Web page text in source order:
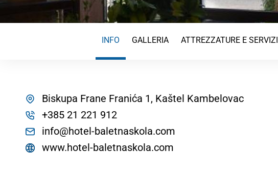
INFO GALLERIA ATTREZZATURE E SERVIZI
Biskupa Frane Franića 1, Kaštel Kambelovac
+385 21 221 912
info@hotel-baletnaskola.com
www.hotel-baletnaskola.com